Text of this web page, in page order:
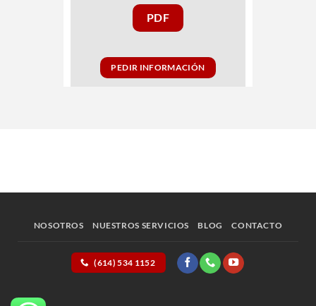
PDF
PEDIR INFORMACIÓN
NOSOTROS NUESTROS SERVICIOS BLOG CONTACTO
(614) 534 1152